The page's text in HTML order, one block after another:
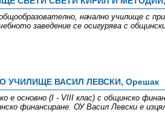
начално училище с
заведение се осигурява с
УЧИЛИЩЕ ВАСИЛ ЛЕВСКИ, Орешак
е основно (І - VІІІ клас) с общинско
финансиране. ОУ Васил Левски е